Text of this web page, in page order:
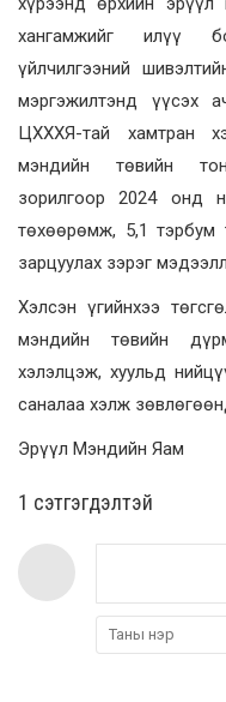
хангамжийг илүү
үйлчилгээний
мэргэжилтэнд үүсэх
ЦХХХЯ-тай хамтран
мэндийн төвийн
зорилгоор 2024 онд
төхөөрөмж, 5,1 тэрбум
зарцуулах зэрэг
Хэлсэн үгийнхээ
мэндийн төвийн
хэлэлцэж, хуульд
саналаа хэлж
Эрүүл Мэндийн Яам
1 сэтгэгдэлтэй